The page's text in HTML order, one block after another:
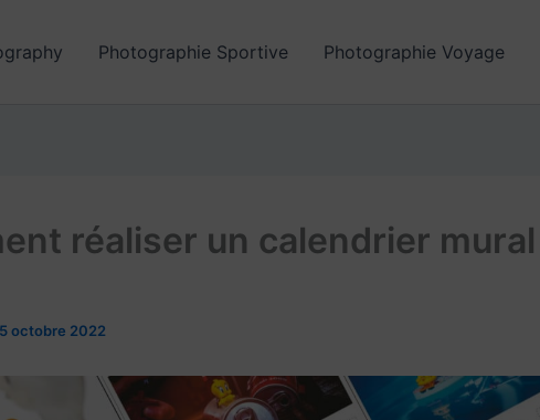
Photographie Sportive Photographie Voyage
réaliser un calendrier mural
octobre 2022